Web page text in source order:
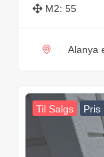
M2: 55
Alanya
Til Salgs Pris